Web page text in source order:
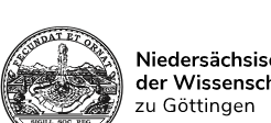
Search